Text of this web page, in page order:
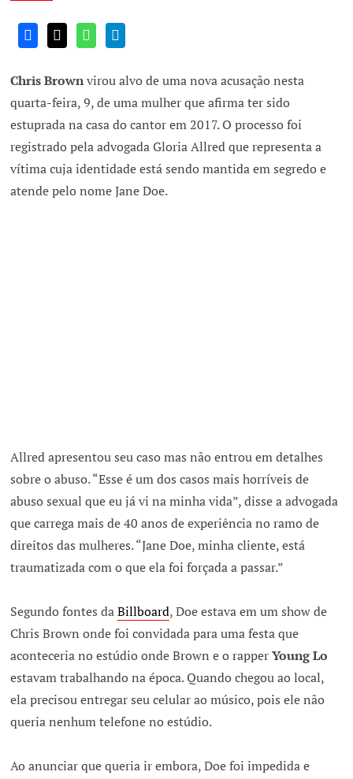
Chris Brownvirou alvo de uma nova acusação nesta
quarta-feira, 9, de uma mulher que afirma ter sido
estuprada na casa do cantor em 2017. O processo foi
registrado pela advogada Gloria Allred que representa a
vítima cuja identidade está sendo mantida em segredo e
atende pelo nome Jane Doe.
Allred apresentou seu caso mas não entrou em detalhes
sobre o abuso. “Esse é um dos casos mais horríveis de
abuso sexual que eu já vi na minha vida”, disse a advogada
que carrega mais de 40 anos de experiência no ramo de
direitos das mulheres. “Jane Doe, minha cliente, está
traumatizada com o que ela foi forçada a passar.”
Segundo fontes daBillboard, Doe estava em um show de
Chris Brown onde foi convidada para uma festa que
aconteceria no estúdio onde Brown e o rapperYoung Lo
estavam trabalhando na época. Quando chegou ao local,
ela precisou entregar seu celular ao músico, pois ele não
queria nenhum telefone no estúdio.
Ao anunciar que queria ir embora, Doe foi impedida e